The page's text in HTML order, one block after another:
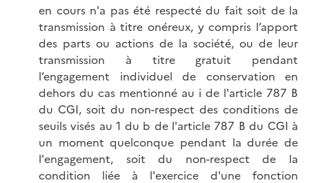
en cours n'a pas été respecté du fait soit de la
transmission à titre onéreux, y compris l’apport
des parts ou actions de la société, ou de leur
transmission à titre gratuit pendant
l’engagement individuel de conservation en
dehors du cas mentionné au i de l'article 787 B
du CGI, soit du non-respect des conditions de
seuils visés au 1 du b de l'article 787 B du CGI à
un moment quelconque pendant la durée de
l'engagement, soit du non-respect de la
condition liée à l'exercice d'une fonction